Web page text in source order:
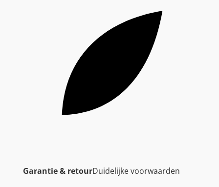
Garantie & retourDuidelijke voorwaarden